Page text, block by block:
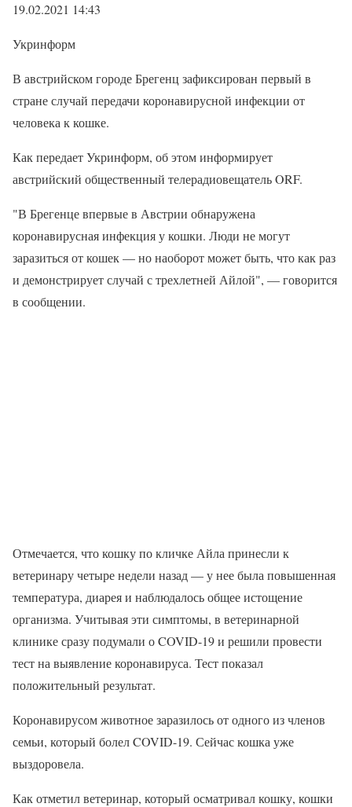
19.02.2021 14:43
Укринформ
В австрийском городе Брегенц зафиксирован первый в
стране случай передачи коронавирусной инфекции от
человека к кошке.
Как передает Укринформ, об этом информирует
австрийский общественный телерадиовещатель ORF.
"В Брегенце впервые в Австрии обнаружена
коронавирусная инфекция у кошки. Люди не могут
заразиться от кошек — но наоборот может быть, что как раз
и демонстрирует случай с трехлетней Айлой", — говорится
в сообщении.
Отмечается, что кошку по кличке Айла принесли к
ветеринару четыре недели назад — у нее была повышенная
температура, диарея и наблюдалось общее истощение
организма. Учитывая эти симптомы, в ветеринарной
клинике сразу подумали о COVID-19 и решили провести
тест на выявление коронавируса. Тест показал
положительный результат.
Коронавирусом животное заразилось от одного из членов
семьи, который болел COVID-19. Сейчас кошка уже
выздоровела.
Как отметил ветеринар, который осматривал кошку, кошки